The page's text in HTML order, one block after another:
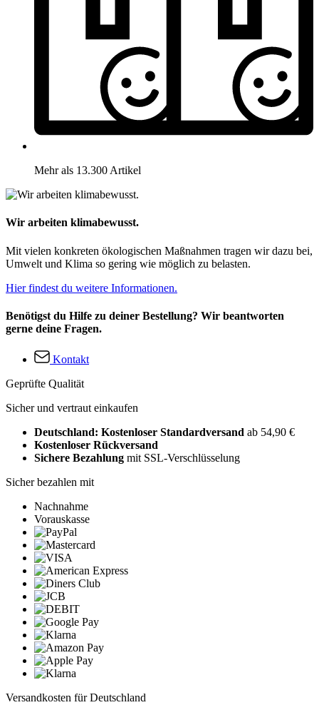
Mehr als 13.300 Artikel
Wir arbeiten klimabewusst.
Mit vielen konkreten ökologischen Maßnahmen tragen wir dazu bei,
Umwelt und Klima so gering wie möglich zu belasten.
Hier findest du weitere Informationen.
Benötigst du Hilfe zu deiner Bestellung? Wir beantworten
gerne deine Fragen.
Kontakt
Geprüfte Qualität
Sicher und vertraut einkaufen
Deutschland: Kostenloser Standardversand ab 54,90 €
Kostenloser Rückversand
Sichere Bezahlung mit SSL-Verschlüsselung
Sicher bezahlen mit
Nachnahme
Vorauskasse
Versandkosten für Deutschland